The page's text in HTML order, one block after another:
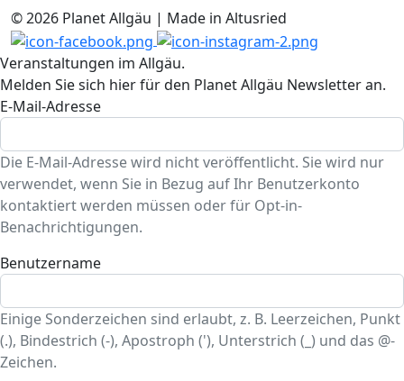
© 2026 Planet Allgäu | Made in Altusried
Veranstaltungen im Allgäu.
Melden Sie sich hier für den Planet Allgäu Newsletter an.
E-Mail-Adresse
Die E-Mail-Adresse wird nicht veröffentlicht. Sie wird nur
verwendet, wenn Sie in Bezug auf Ihr Benutzerkonto
kontaktiert werden müssen oder für Opt-in-
Benachrichtigungen.
Benutzername
Einige Sonderzeichen sind erlaubt, z. B. Leerzeichen, Punkt
(.), Bindestrich (-), Apostroph ('), Unterstrich (_) und das @-
Zeichen.